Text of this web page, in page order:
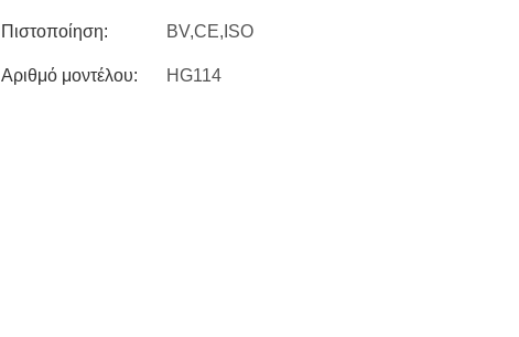
Πιστοποίηση: BV,CE,ISO
Αριθμό μοντέλου: HG114